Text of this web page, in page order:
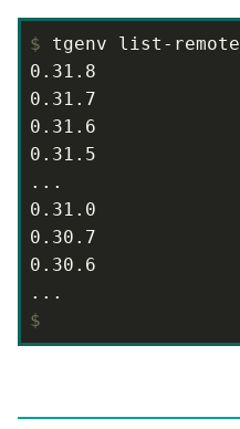
$ tgenv list-remote
0.31.8
0.31.7
0.31.6
0.31.5
...
0.31.0
0.30.7
0.30.6
$